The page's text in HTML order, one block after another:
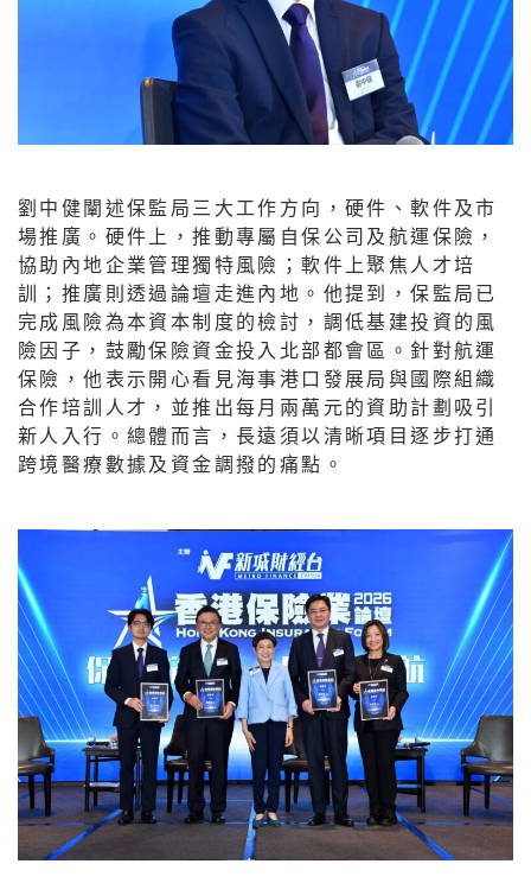
劉中健闡述保監局三大工作方向，硬件、軟件及市
場推廣。硬件上，推動專屬自保公司及航運保險，
協助內地企業管理獨特風險；軟件上聚焦人才培
訓；推廣則透過論壇走進內地。他提到，保監局已
完成風險為本資本制度的檢討，調低基建投資的風
險因子，鼓勵保險資金投入北部都會區。針對航運
保險，他表示開心看見海事港口發展局與國際組織
合作培訓人才，並推出每月兩萬元的資助計劃吸引
新人入行。總體而言，長遠須以清晰項目逐步打通
跨境醫療數據及資金調撥的痛點。